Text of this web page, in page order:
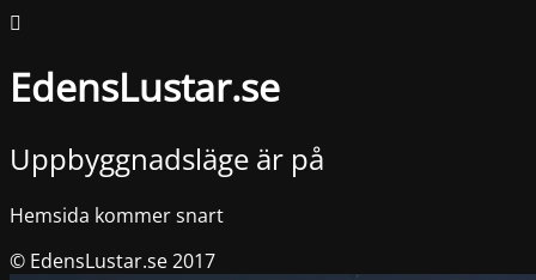
EdensLustar.se
Uppbyggnadsläge är på
Hemsida kommer snart
© EdensLustar.se 2017